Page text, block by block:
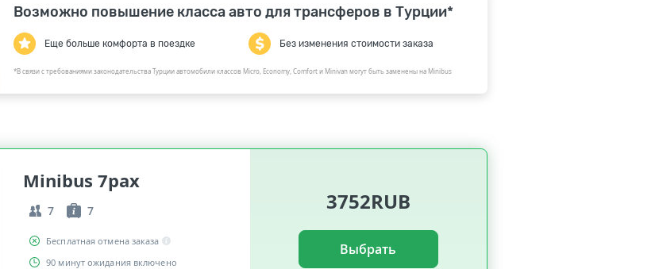
Возможно повышение класса авто для трансферов в Турции*
Еще больше комфорта в поездке Без изменения стоимости заказа
*В связи с требованиями законодательства Турции автомобили классов Micro, Economy, Comfort и Minivan могут быть заменены на Minibus
Minibus 7pax
7 7
Бесплатная отмена заказа
90 минут ожидания включено
3752RUB
Выбрать